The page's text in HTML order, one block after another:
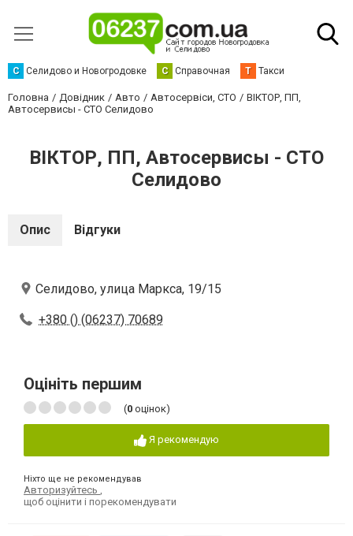
С Селидово и Новогродовке С Справочная Т Такси
Головна Довідник Авто Автосервіси, СТО
ВІКТОР, ПП,
Автосервисы - СТО Селидово
ВІКТОР, ПП, Автосервисы - СТО
Селидово
Опис Відгуки
Селидово, улица Маркса, 19/15
+380 () (06237) 70689
Оцініть першим
(0 оцінок)
Я рекомендую
Ніхто ще не рекомендував
Авторизуйтесь
щоб оцінити і порекомендувати